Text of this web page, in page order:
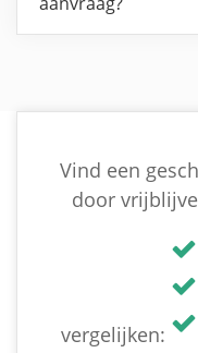
Vind een
door
vergelijken: